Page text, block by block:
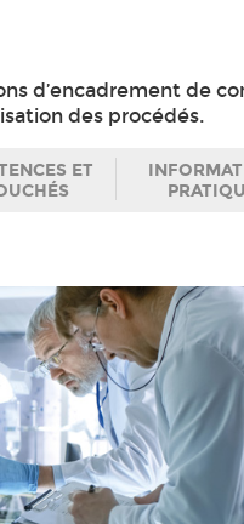
d’encadrement de
des procédés.
ET